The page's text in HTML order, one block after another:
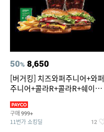
50% 8,650
[버거킹] 치즈와퍼주니어+와퍼
주니어+콜라R+콜라R+쉐이킹
구매 999+
11번가 쇼킹딜 12